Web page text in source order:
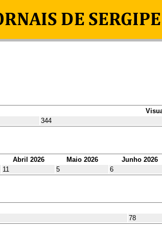
344
Abril 2026 Maio 2026 Junho 2026
11 5 6
78